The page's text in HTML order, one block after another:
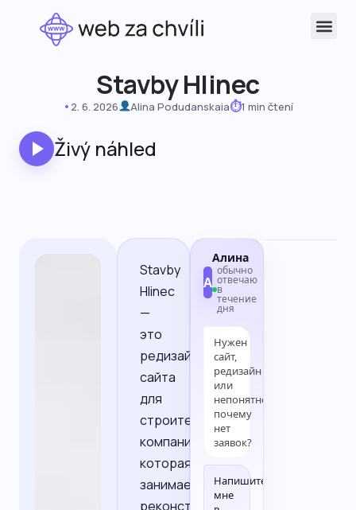
Stavby Hlinec
• 2. 6. 2026 Alina Podudanskaia⏱1 min čtení
Živý náhled
Stavby
Hlinec
—
это
редизайн
сайта
для
строительной
компании,
которая
занимается
реконструкцией,
A
Алина
обычно
отвечаю
в
течение
дня
Нужен
сайт,
редизайн
или
непонятно,
почему
нет
заявок?
Напишите
мне